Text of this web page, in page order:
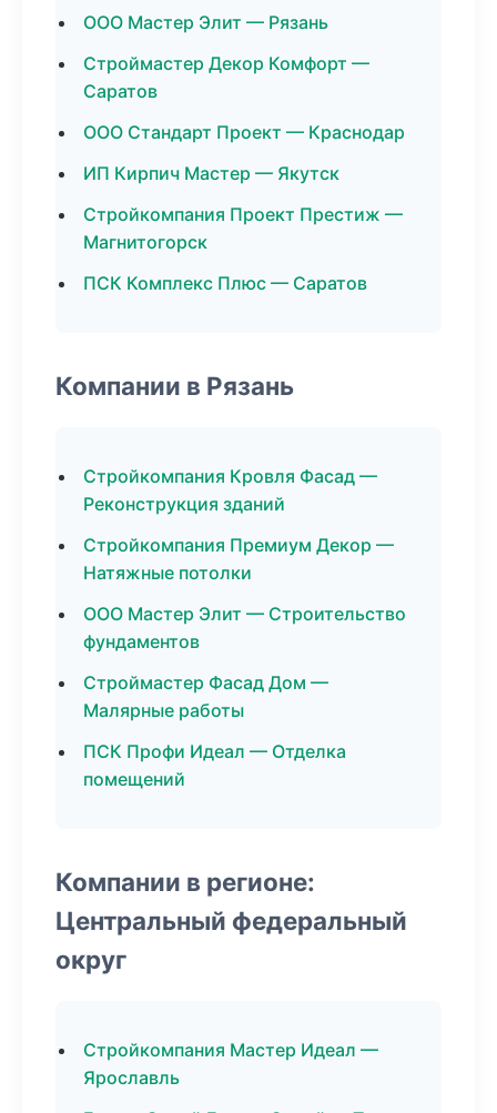
ООО Мастер Элит — Рязань
Строймастер Декор Комфорт —
Саратов
ООО Стандарт Проект — Краснодар
ИП Кирпич Мастер — Якутск
Стройкомпания Проект Престиж —
Магнитогорск
ПСК Комплекс Плюс — Саратов
Компании в Рязань
Стройкомпания Кровля Фасад —
Реконструкция зданий
Стройкомпания Премиум Декор —
Натяжные потолки
ООО Мастер Элит — Строительство
фундаментов
Строймастер Фасад Дом —
Малярные работы
ПСК Профи Идеал — Отделка
помещений
Компании в регионе:
Центральный федеральный
округ
Стройкомпания Мастер Идеал —
Ярославль